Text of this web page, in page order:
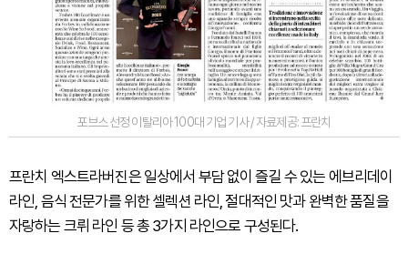
포브스 선정 이탈리아 100대 기업 기사 / 자료제공: 프란치
프란치 엑스트라버진은 일상에서 부담 없이 즐길 수 있는 에브리데이
라인, 음식 전문가를 위한 셀렉션 라인, 절대적인 맛과 완벽한 품질을
자랑하는 크뤼 라인 등 총 3가지 라인으로 구성된다.